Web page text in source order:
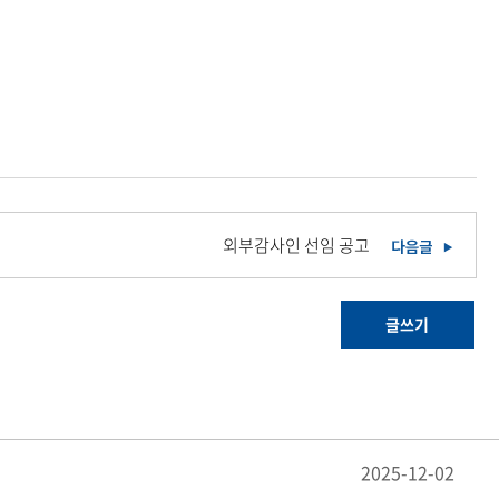
외부감사인 선임 공고
글쓰기
2025-12-02